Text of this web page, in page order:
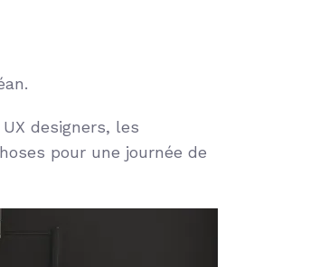
designers, les
pour une journée de